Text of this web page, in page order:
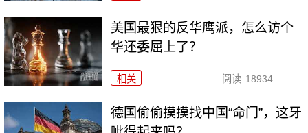
美国最狠的反华鹰派，怎么访个
华还委屈上了？
相关 阅读 18934
德国偷偷摸摸找中国“命门”，这牙